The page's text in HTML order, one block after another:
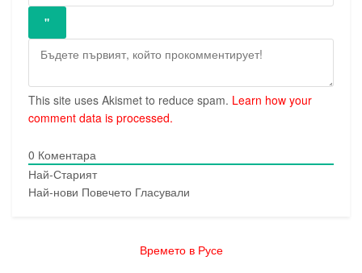
This site uses Akismet to reduce spam. Learn how your
comment data is processed.
0 Коментара
Най-Старият
Най-нови Повечето Гласували
Времето в Русе